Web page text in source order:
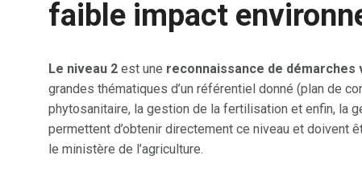
faible impact
Le niveau 2 est une reconnaissance de
grandes thématiques d’un référentiel donné (plan de
phytosanitaire, la gestion de la fertilisation et enfin, la
permettent d’obtenir directement ce niveau et doivent
le ministère de l’agriculture.